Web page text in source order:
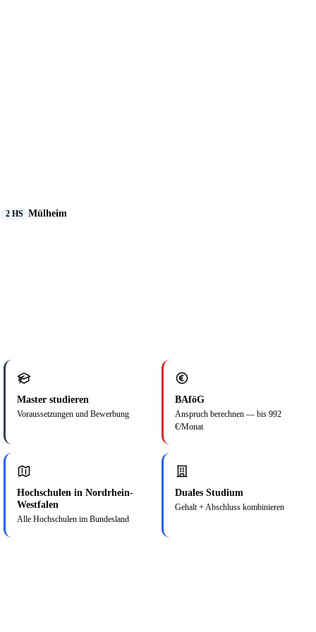
2 HS Mülheim
Master studieren
Voraussetzungen und Bewerbung
BAföG
Anspruch berechnen — bis 992
€/Monat
Hochschulen in Nordrhein-
Westfalen
Alle Hochschulen im Bundesland
Duales Studium
Gehalt + Abschluss kombinieren